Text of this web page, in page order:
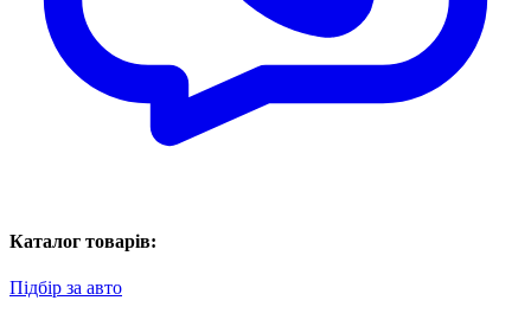
Каталог товарів:
Підбір за авто